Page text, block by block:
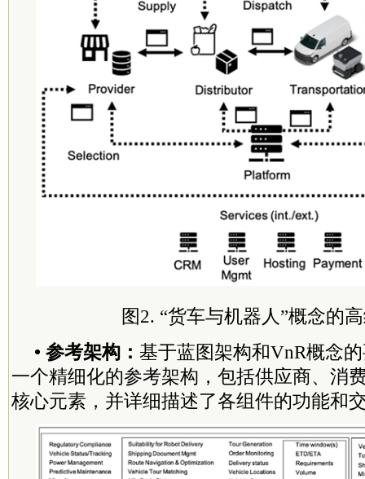
图2. “货车与机器人”概念的
• 参考架构： 基于蓝图架构和VnR概念
一个精细化的参考架构，包括供应商、消
核心元素，并详细描述了各组件的功能和